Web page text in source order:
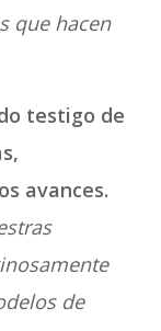
que hacen
testigo de
avances.
de